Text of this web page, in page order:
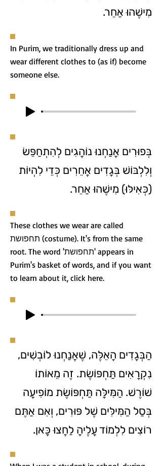
מִישֶׁהוּ אַחֵר.
In Purim, we traditionally dress up and
wear different clothes to (as if) become
someone else.
בְּפוּרִים אֲנַחְנוּ נוֹהֲגִים לְהִתְחַפֵּשׂ
וְלִלְבּוֹשׁ בְּגָדִים אֲחֵרִים כְּדֵי לִהְיוֹת
(כְּאִילּוּ) מִישֶׁהוּ אַחֵר.
These clothes we wear are called
תחפושת (costume). It's from the same
root. The word 'תחפושת' appears in
Purim's basket of words, and if you want
to learn about it, click here.
הַבְּגָדִים הָאֵלֶּה, שֶׁאֲנַחְנוּ לוֹבְשִׁים,
נִקְרָאִים תַּחְפּוֹשֶׂת. זֶה מֵאוֹתוֹ
שׁוֹרֶשׁ. הַמִּילָּה תַּחְפּוֹשֶׂת מוֹפִיעָה
בְּסַל הַמִּילִּים שֶׁל פּוּרִים, וְאִם אַתֶּם
רוֹצִים לִלְמוֹד עָלֶיהָ לַחֲצוּ כָּאן.